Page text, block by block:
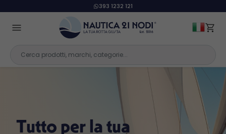
393 1232 121
Tutto per la tua